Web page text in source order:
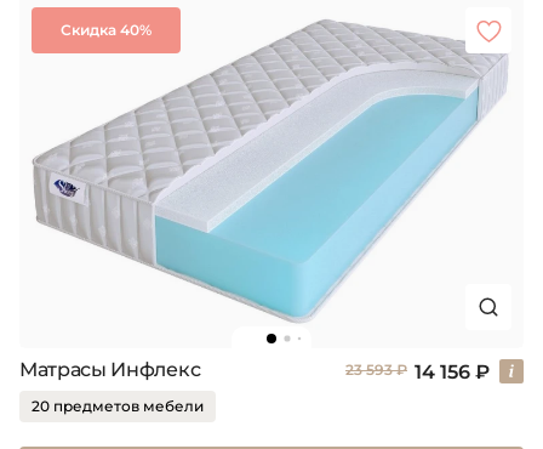
Скидка 40%
Матрасы Инфлекс 23 593 ₽ 14 156 ₽
20 предметов мебели